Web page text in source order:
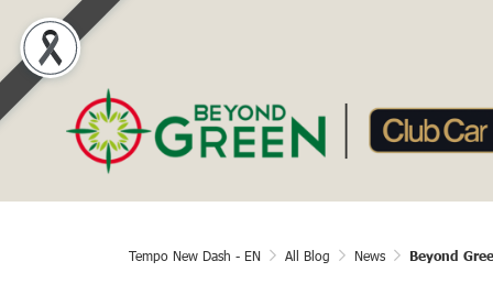
Tempo New Dash - EN All Blog News Beyond